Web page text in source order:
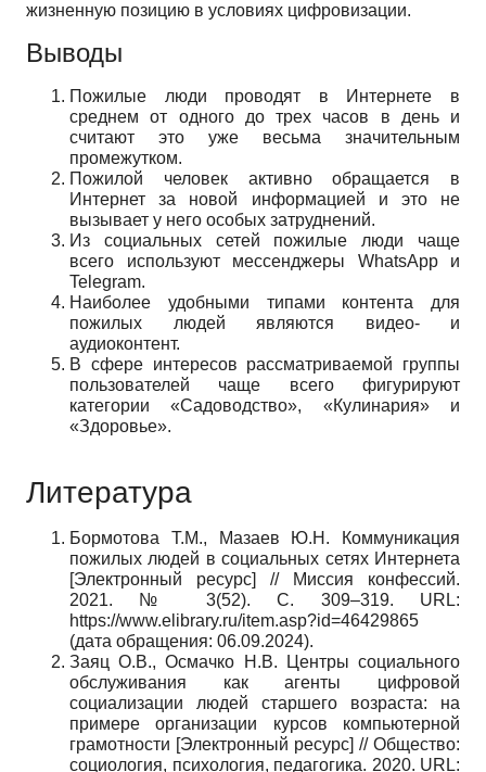
жизненную позицию в условиях цифровизации.
Выводы
Пожилые люди проводят в Интернете в
среднем от одного до трех часов в день и
считают это уже весьма значительным
промежутком.
Пожилой человек активно обращается в
Интернет за новой информацией и это не
вызывает у него особых затруднений.
Из социальных сетей пожилые люди чаще
всего используют мессенджеры WhatsAppи
Telegram.
Наиболее удобными типами контента для
пожилых людей являются видео- и
аудиоконтент.
В сфере интересов рассматриваемой группы
пользователей чаще всего фигурируют
категории «Садоводство», «Кулинария» и
«Здоровье».
Литература
Бормотова Т.М., Мазаев Ю.Н. Коммуникация
пожилых людей в социальных сетях Интернета
[Электронный ресурс] // Миссия конфессий.
2021. № 3(52). С. 309–319. URL:
https://www.elibrary.ru/item.asp?id=46429865
(дата обращения: 06.09.2024).
Заяц О.В., Осмачко Н.В. Центры социального
обслуживания как агенты цифровой
социализации людей старшего возраста: на
примере организации курсов компьютерной
грамотности [Электронный ресурс] // Общество:
социология, психология, педагогика. 2020. URL: